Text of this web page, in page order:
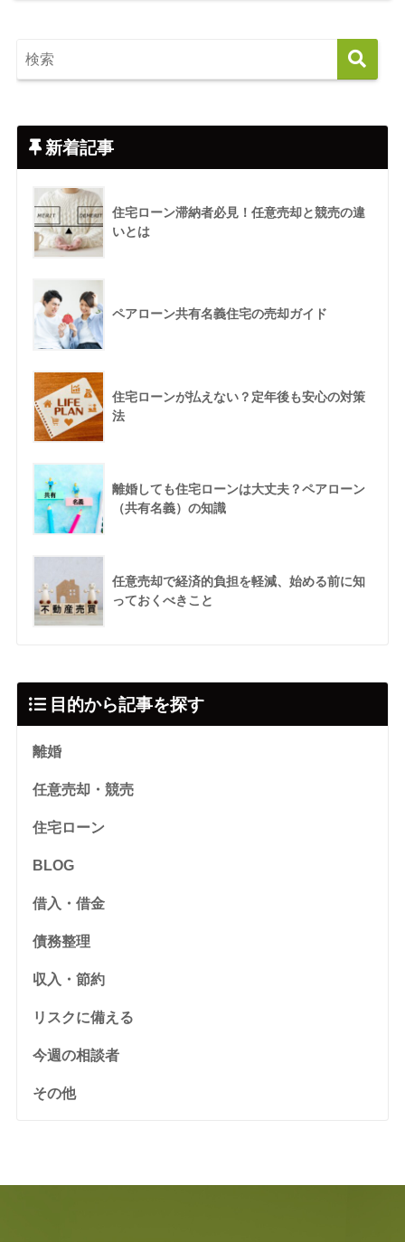
新着記事
住宅ローン滞納者必見！任意売却と競売の違
いとは
ペアローン共有名義住宅の売却ガイド
住宅ローンが払えない？定年後も安心の対策
法
離婚しても住宅ローンは大丈夫？ペアローン
（共有名義）の知識
任意売却で経済的負担を軽減、始める前に知
っておくべきこと
目的から記事を探す
離婚
任意売却・競売
住宅ローン
BLOG
借入・借金
債務整理
収入・節約
リスクに備える
今週の相談者
その他